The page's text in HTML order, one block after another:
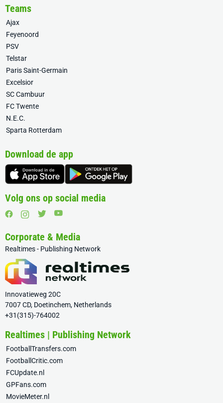
Teams
Ajax
Feyenoord
PSV
Telstar
Paris Saint-Germain
Excelsior
SC Cambuur
FC Twente
N.E.C.
Sparta Rotterdam
Download de app
Volg ons op social media
Corporate & Media
Realtimes - Publishing Network
Innovatieweg 20C
7007 CD, Doetinchem, Netherlands
+31(315)-764002
Realtimes | Publishing Network
FootballTransfers.com
FootballCritic.com
FCUpdate.nl
GPFans.com
MovieMeter.nl